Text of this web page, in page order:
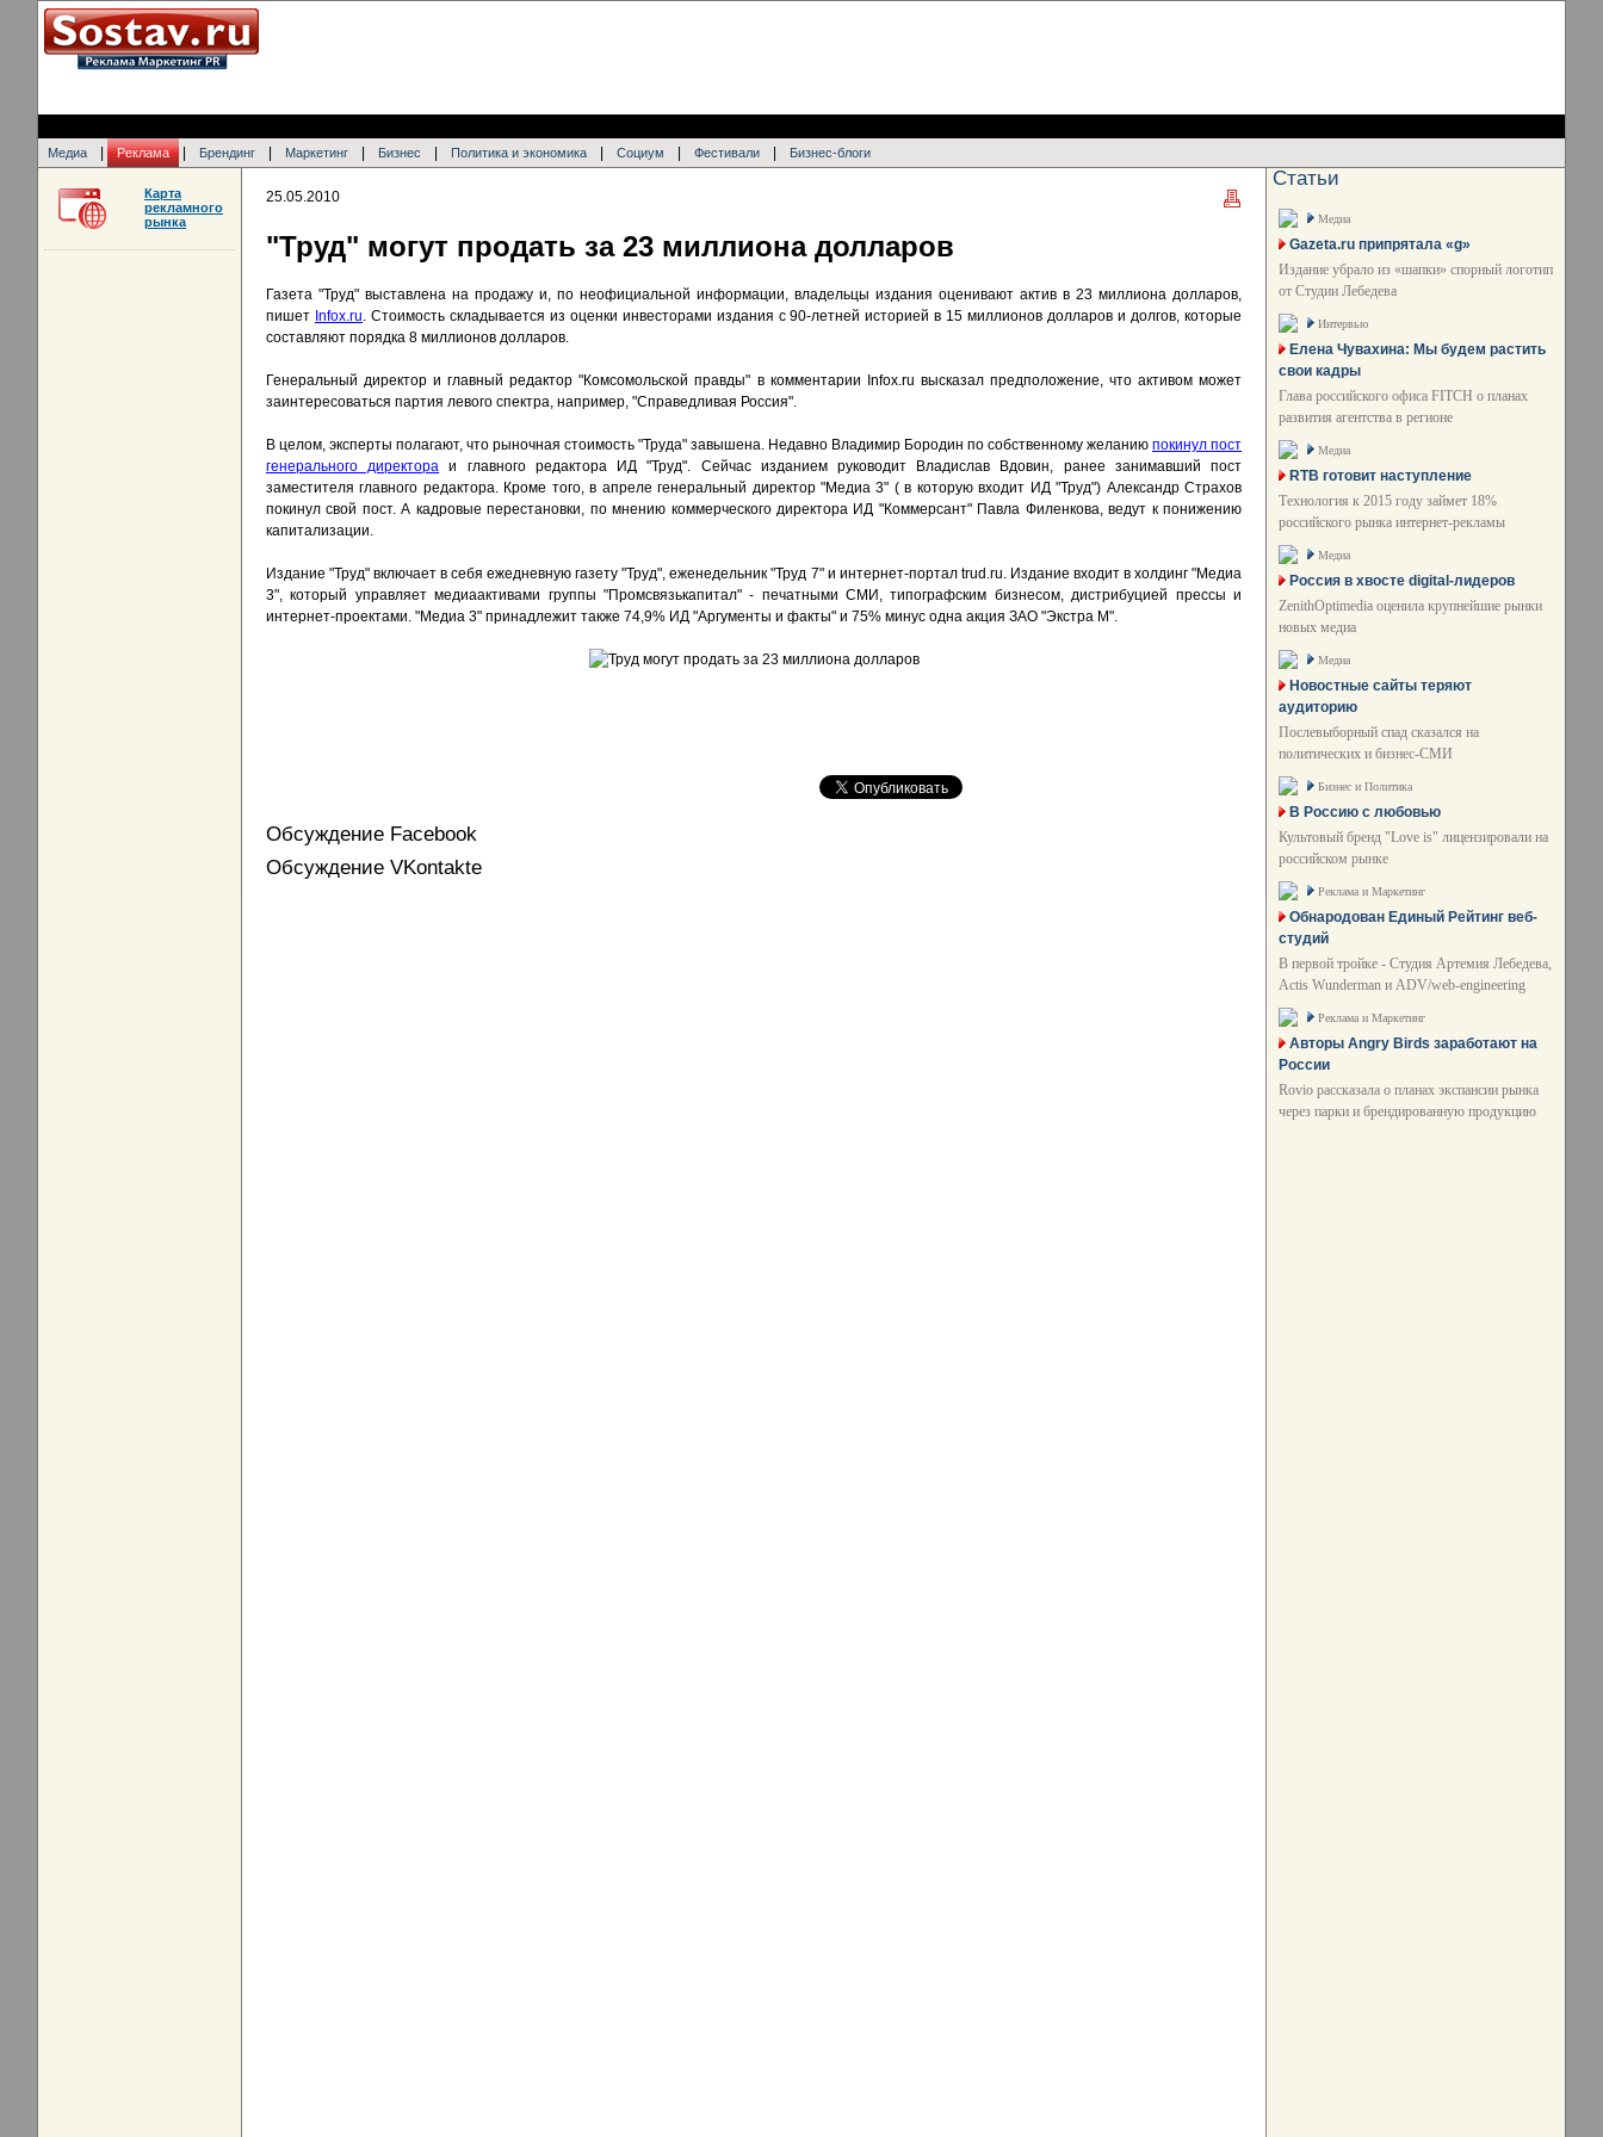
Медиа Реклама Брендинг Маркетинг Бизнес Политика и экономика Социум Фестивали Бизнес-блоги
25.05.2010
"Труд" могут продать за 23 миллиона долларов
Газета "Труд" выставлена на продажу и, по неофициальной информации, владельцы издания оценивают актив в 23 миллиона долларов,
пишет Infox.ru. Cтоимость складывается из оценки инвесторами издания с 90-летней историей в 15 миллионов долларов и долгов, которые
составляют порядка 8 миллионов долларов.
Генеральный директор и главный редактор "Комсомольской правды" в комментарии Infox.ru высказал предположение, что активом может
заинтересоваться партия левого спектра, например, "Справедливая Россия".
В целом, эксперты полагают, что рыночная стоимость "Труда" завышена. Недавно Владимир Бородин по собственному желанию покинул пост
генерального директора и главного редактора ИД "Труд". Сейчас изданием руководит Владислав Вдовин, ранее занимавший пост
заместителя главного редактора. Кроме того, в апреле генеральный директор "Медиа 3" ( в которую входит ИД "Труд") Александр Страхов
покинул свой пост. А кадровые перестановки, по мнению коммерческого директора ИД "Коммерсант" Павла Филенкова, ведут к понижению
капитализации.
Издание "Труд" включает в себя ежедневную газету "Труд", еженедельник "Труд 7" и интернет-портал trud.ru. Издание входит в холдинг "Медиа
3", который управляет медиаактивами группы "Промсвязькапитал" - печатными СМИ, типографским бизнесом, дистрибуцией прессы и
интернет-проектами. "Медиа 3" принадлежит также 74,9% ИД "Аргументы и факты" и 75% минус одна акция ЗАО "Экстра М".
Обсуждение Facebook
Обсуждение VKontakte
Карта
рекламного
рынка
Статьи
Медиа
Gazeta.ru припрятала «g»
Издание убрало из «шапки» спорный логотип
от Студии Лебедева
Интервью
Елена Чувахина: Мы будем растить
свои кадры
Глава российского офиса FITCH о планах
развития агентства в регионе
Медиа
RTB готовит наступление
Технология к 2015 году займет 18%
российского рынка интернет-рекламы
Медиа
Россия в хвосте digital-лидеров
ZenithOptimedia оценила крупнейшие рынки
новых медиа
Медиа
Новостные сайты теряют
аудиторию
Послевыборный спад сказался на
политических и бизнес-СМИ
Бизнес и Политика
В Россию с любовью
Культовый бренд "Love is" лицензировали на
российском рынке
Реклама и Маркетинг
Обнародован Единый Рейтинг веб-
студий
В первой тройке - Студия Артемия Лебедева,
Actis Wunderman и ADV/web-engineering
Реклама и Маркетинг
Авторы Angry Birds заработают на
России
Rovio рассказала о планах экспансии рынка
через парки и брендированную продукцию